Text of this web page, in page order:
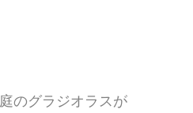
庭のグラジオラスが